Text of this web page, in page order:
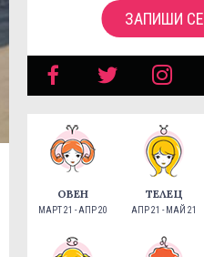
ЗАПИШИ СЕ
ОВЕН
МАРТ 21 - АПР 20
ТЕЛЕЦ
АПР 21 - МАЙ 21